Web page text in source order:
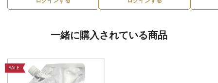
一緒に購入されている商品
SALE